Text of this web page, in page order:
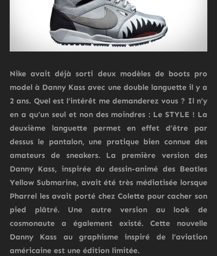
Nike avait déjà sorti deux modèles de boots pro
model à Danny Kass avec unedouble languetteil y a
2 ans. Quel est l’intérêt me demanderez vous ? Il n’y
en a qu’un seul et non des moindres : LeSTYLE ! La
deuxième languette permet en effet d’être par
dessus le pantalon, une pratique bien connue des
amateurs de sneakers. La première version des
Danny Kass, inspirée du dessin-animé des Beatles
Yellow Submarine, avait été très médiatisée lorsque
Pharrel les avait porté chez Colette pour cacher son
pied plâtré. Une autre version au look de
cosmonaute a également existé. Cette nouvelle
Danny Kass au graphisme inspiré de l’aviation
américaine est une édition limitée.